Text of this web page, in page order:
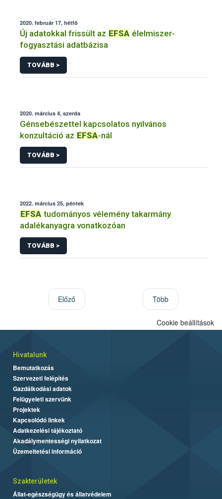
2020. február 17, hétfő
Új adatokkal frissült az EFSA élelmiszer-
fogyasztási adatbázisa
TOVÁBB >
2020. március 4, szerda
Génsebészettel kapcsolatos nyilvános
konzultáció az EFSA-nál
TOVÁBB >
2022. március 25, péntek
EFSA tudományos vélemény takarmány
adalékanyagra vonatkozóan
TOVÁBB >
Előző Több
Cookie beállítások
Hivatalunk
Bemutatkozás
Szervezeti felépítés
Gazdálkodási adatok
Felügyeleti szervünk
Projektek
Kapcsolódó linkek
Adatkezelési tájékoztató
Akadálymentességi nyilatkozat
Üzemeltetési információ
Szakterületek
Állat-egészségügy és állatvédelem